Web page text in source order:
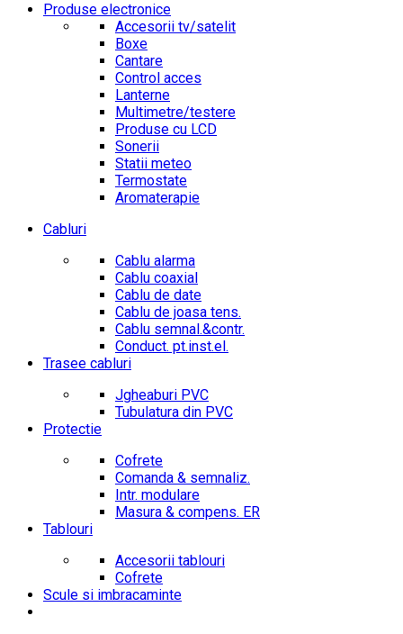
Produse electronice
Accesorii tv/satelit
Boxe
Cantare
Control acces
Lanterne
Multimetre/testere
Produse cu LCD
Sonerii
Statii meteo
Termostate
Aromaterapie
Cabluri
Cablu alarma
Cablu coaxial
Cablu de date
Cablu de joasa tens.
Cablu semnal.&contr.
Conduct. pt.inst.el.
Trasee cabluri
Jgheaburi PVC
Tubulatura din PVC
Protectie
Cofrete
Comanda & semnaliz.
Intr. modulare
Masura & compens. ER
Tablouri
Accesorii tablouri
Cofrete
Scule si imbracaminte